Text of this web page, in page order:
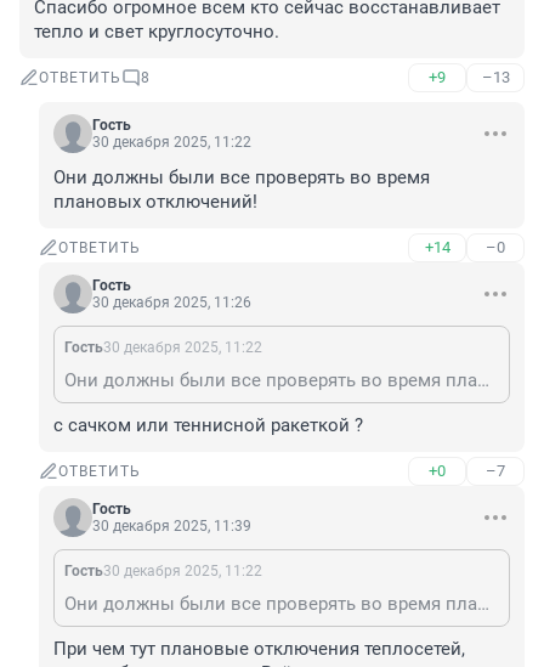
Спасибо огромное всем кто сейчас восстанавливает
тепло и свет круглосуточно.
ОТВЕТИТЬ 8 +9 –13
Гость
30 декабря 2025, 11:22
Они должны были все проверять во время
плановых отключений!
ОТВЕТИТЬ +14 –0
Гость
30 декабря 2025, 11:26
Гость30 декабря 2025, 11:22
Они должны были все проверять во время плановых отключений!
с сачком или теннисной ракеткой ?
ОТВЕТИТЬ +0 –7
Гость
30 декабря 2025, 11:39
Гость30 декабря 2025, 11:22
Они должны были все проверять во время плановых отключений!
При чем тут плановые отключения теплосетей,